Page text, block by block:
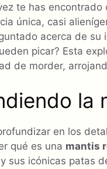
te has encontrado
única, casi
acerca de su
picar? Esta
de morder,
la
en los
qué es una mantis
sus icónicas patas